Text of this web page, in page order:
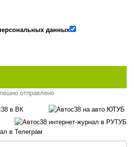
данных
отправлено